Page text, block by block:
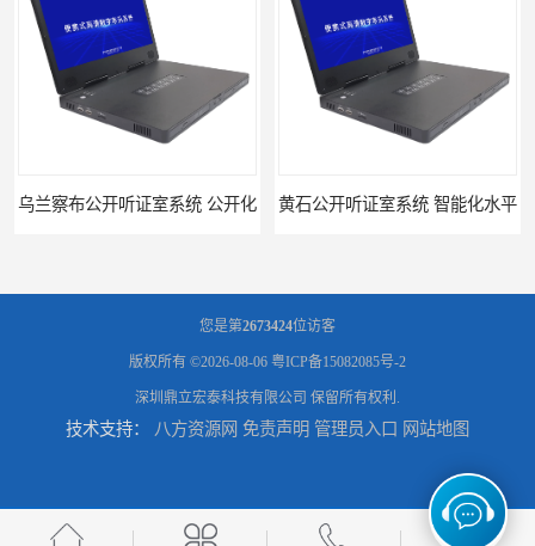
乌兰察布公开听证室系统 公开化 黄石公开听证室系统 智能化水平
黑龙江数字法庭模拟厂家 六盘水模拟法庭厂家
您是第2673424位访客
版权所有 ©2026-08-06 粤ICP备15082085号-2
深圳鼎立宏泰科技有限公司 保留所有权利.
技术支持： 八方资源网 免责声明 管理员入口 网站地图